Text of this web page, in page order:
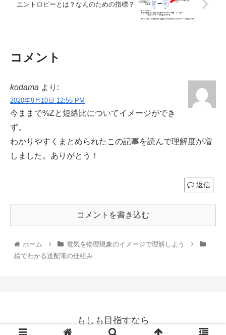
エントロピーとは？なんのための指標？
コメント
kodama より:
2020年9月10日 12:55 PM
今ままで%Zと短絡比についてイメージができ
ず。
わかりやすくまとめられたこの記事を読んで理解度が増
しました。ありがとう！
返信
コメントを書き込む
ホーム
電気を物理現象のイメージで理解しよう
絵でわかる送配電の仕組み
もしも目指すなら